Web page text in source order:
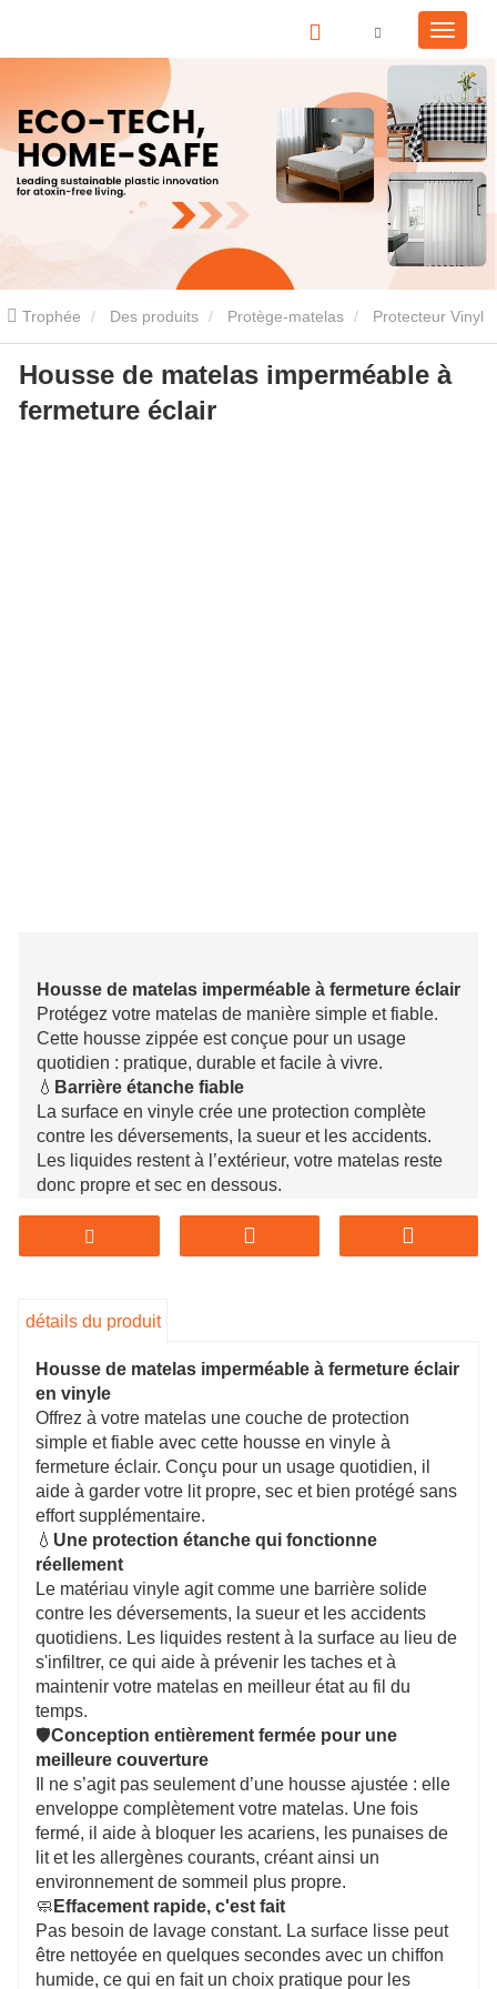
Trophée Des produits Protège-matelas Protecteur Vinyl
Matterss Housse de matelas imperméable à fermeture éclair
Housse de matelas imperméable à
fermeture éclair
Housse de matelas imperméable à fermeture éclair
Protégez votre matelas de manière simple et fiable.
Cette housse zippée est conçue pour un usage
quotidien : pratique, durable et facile à vivre.
💧 Barrière étanche fiable
La surface en vinyle crée une protection complète
contre les déversements, la sueur et les accidents.
Les liquides restent à l’extérieur, votre matelas reste
donc propre et sec en dessous.
Contrairement aux housses ajustées, celle-ci
enveloppe entièrement le matelas. Une fois fermé, il
courants.
Pas besoin de le jeter au lavage à chaque fois. La
surface lisse peut être nettoyée en quelques
secondes, parfaite pour un rafraîchissement rapide et
une utilisation quotidienne.
🏡Conçu pour durer et s'adapte parfaitement
Fabriqué à partir de vinyle épais et durable qui résiste
dans le temps. Conçu pour s'adapter parfaitement aux
tailles de matelas standard, ce qui en fait un excellent
choix pour les maisons, les locations, les hôtels et les
dortoirs.
détails du produit
Housse de matelas imperméable à fermeture éclair
en vinyle
Offrez à votre matelas une couche de protection
simple et fiable avec cette housse en vinyle à
fermeture éclair. Conçu pour un usage quotidien, il
aide à garder votre lit propre, sec et bien protégé sans
effort supplémentaire.
💧 Une protection étanche qui fonctionne
réellement
Le matériau vinyle agit comme une barrière solide
contre les déversements, la sueur et les accidents
quotidiens. Les liquides restent à la surface au lieu de
s'infiltrer, ce qui aide à prévenir les taches et à
maintenir votre matelas en meilleur état au fil du
temps.
🛡️Conception entièrement fermée pour une
meilleure couverture
Il ne s’agit pas seulement d’une housse ajustée : elle
enveloppe complètement votre matelas. Une fois
fermé, il aide à bloquer les acariens, les punaises de
lit et les allergènes courants, créant ainsi un
environnement de sommeil plus propre.
🧼 Effacement rapide, c'est fait
Pas besoin de lavage constant. La surface lisse peut
être nettoyée en quelques secondes avec un chiffon
humide, ce qui en fait un choix pratique pour les